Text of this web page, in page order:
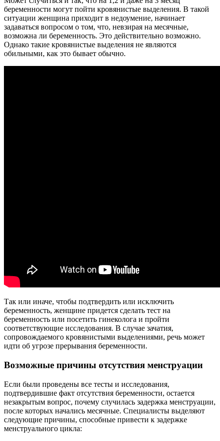
беременности могут пойти кровянистые выделения. В такой
ситуации женщина приходит в недоумение, начинает
задаваться вопросом о том, что, невзирая на месячные,
возможна ли беременность. Это действительно возможно.
Однако такие кровянистые выделения не являются
обильными, как это бывает обычно.
Так или иначе, чтобы подтвердить или исключить
беременность, женщине придется сделать тест на
беременность или посетить гинеколога и пройти
соответствующие исследования. В случае зачатия,
сопровождаемого кровянистыми выделениями, речь может
идти об угрозе прерывания беременности.
Возможные причины отсутствия менструации
Если были проведены все тесты и исследования,
подтвердившие факт отсутствия беременности, остается
незакрытым вопрос, почему случилась задержка менструации,
после которых начались месячные. Специалисты выделяют
следующие причины, способные привести к задержке
менструального цикла: